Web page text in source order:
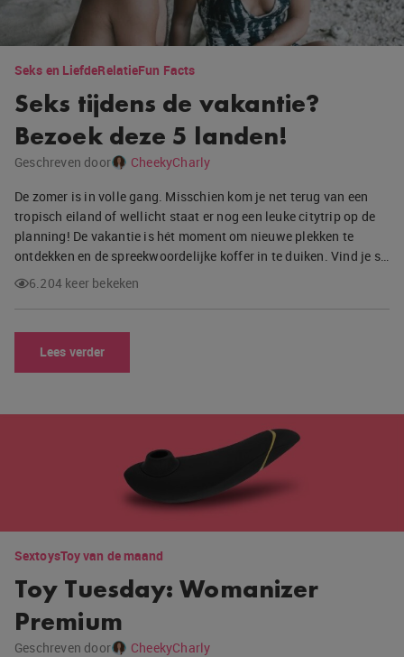
Seks en LiefdeRelatieFun Facts
Seks tijdens de vakantie?
Bezoek deze 5 landen!
Geschreven door
CheekyCharly
De zomer is in volle gang. Misschien kom je net terug van een
tropisch eiland of wellicht staat er nog een leuke citytrip op de
planning! De vakantie is hét moment om nieuwe plekken te
ontdekken en de spreekwoordelijke koffer in te duiken. Vind je s…
6.204 keer bekeken
Lees verder
SextoysToy van de maand
Toy Tuesday: Womanizer
Premium
Geschreven door
CheekyCharly